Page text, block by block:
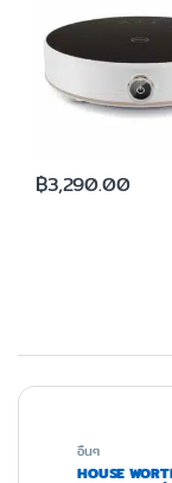
อื่นๆ
HOUSE
฿3,290.00